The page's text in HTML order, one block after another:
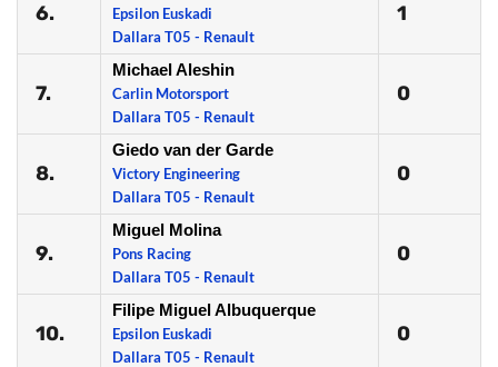
6.
Epsilon Euskadi
Dallara T05 - Renault
1
7.
Michael Aleshin
Carlin Motorsport
Dallara T05 - Renault
0
8.
Giedo van der Garde
Victory Engineering
Dallara T05 - Renault
0
9.
Miguel Molina
Pons Racing
Dallara T05 - Renault
0
10.
Filipe Miguel Albuquerque
Epsilon Euskadi
Dallara T05 - Renault
0